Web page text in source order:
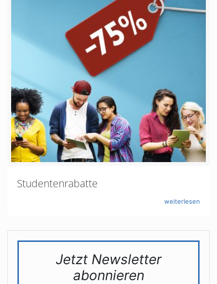
Studentenrabatte
weiterlesen
Jetzt Newsletter
abonnieren